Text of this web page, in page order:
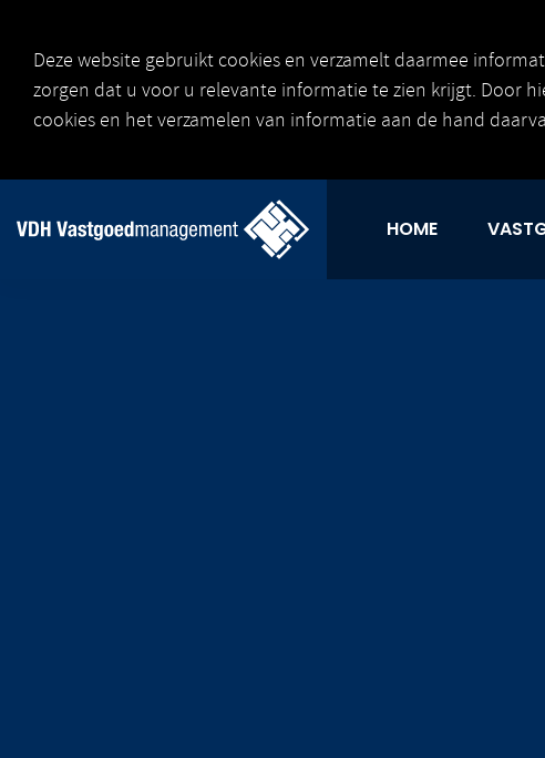
Deze website gebruikt cookies en verzamelt daarmee
zorgen dat u voor u relevante informatie te zien krijgt. Door
cookies en het verzamelen van informatie aan de hand
HOME